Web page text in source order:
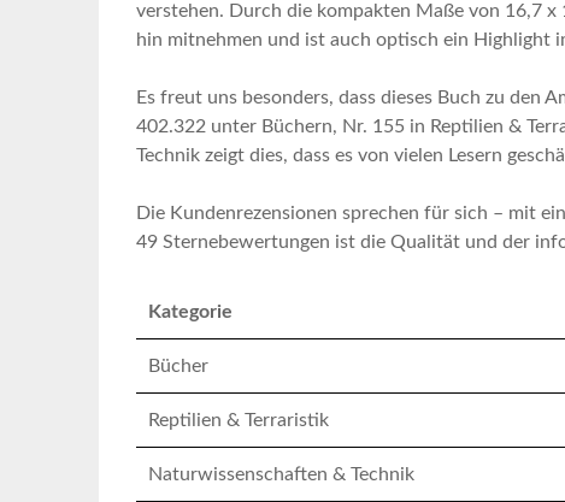
verstehen. Durch die kompakten Maße von 16,7 x
hin mitnehmen und ist⁣ auch optisch ein⁢ Highlight
Es freut ‍uns besonders, dass dieses Buch zu den
402.322 unter Büchern, Nr. 155 in Reptilien &
Technik zeigt⁢ dies, ⁢dass es von vielen Lesern
Die Kundenrezensionen sprechen für sich – mit
49 Sternebewertungen ist die Qualität und der
Kategorie
Bücher
Reptilien & Terraristik
Naturwissenschaften & Technik